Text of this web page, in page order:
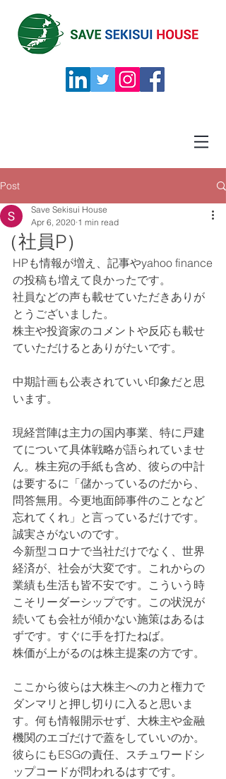
Post
（社員P）
Save Sekisui House
Apr 6, 2020 1 min read
HPも情報が増え、記事やyahoo finance
の投稿も増えて良かったです。
社員などの声も載せていただきありが
とうございました。
株主や投資家のコメントや反応も載せ
ていただけるとありがたいです。
中期計画も公表されていい印象だと思
います。
現経営陣は主力の国内事業、特に戸建
てについて具体戦略が語られていませ
ん。株主宛の手紙も含め、彼らの中計
は要するに「儲かっているのだから、
問答無用。今更地面師事件のことなど
忘れてくれ」と言っているだけです。
誠実さがないのです。
今新型コロナで当社だけでなく、世界
経済が、社会が大変です。これからの
業績も生活も皆不安です。こういう時
こそリーダーシップです。この状況が
続いても会社が傾かない施策はあるは
ずです。すぐに手を打たねば。
株価が上がるのは株主提案の方です。
ここから彼らは大株主への力と権力で
ダンマリと押し切りに入ると思いま
す。何も情報開示せず、大株主や金融
機関のエゴだけで蓋をしていいのか。
彼らにもESGの責任、スチュワードシ
ップコードが問われるはすです。